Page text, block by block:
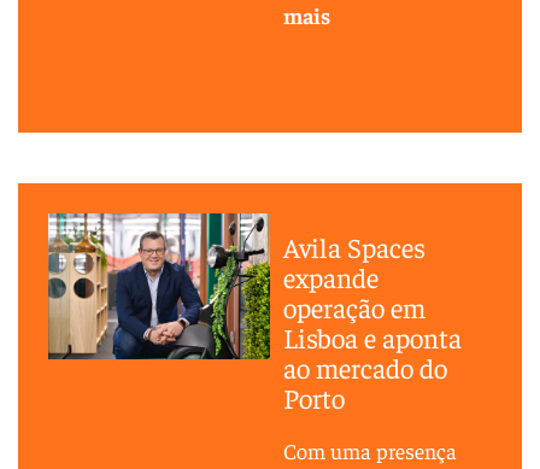
mais
Avila Spaces
expande
operação em
Lisboa e aponta
ao mercado do
Porto
Com uma presença